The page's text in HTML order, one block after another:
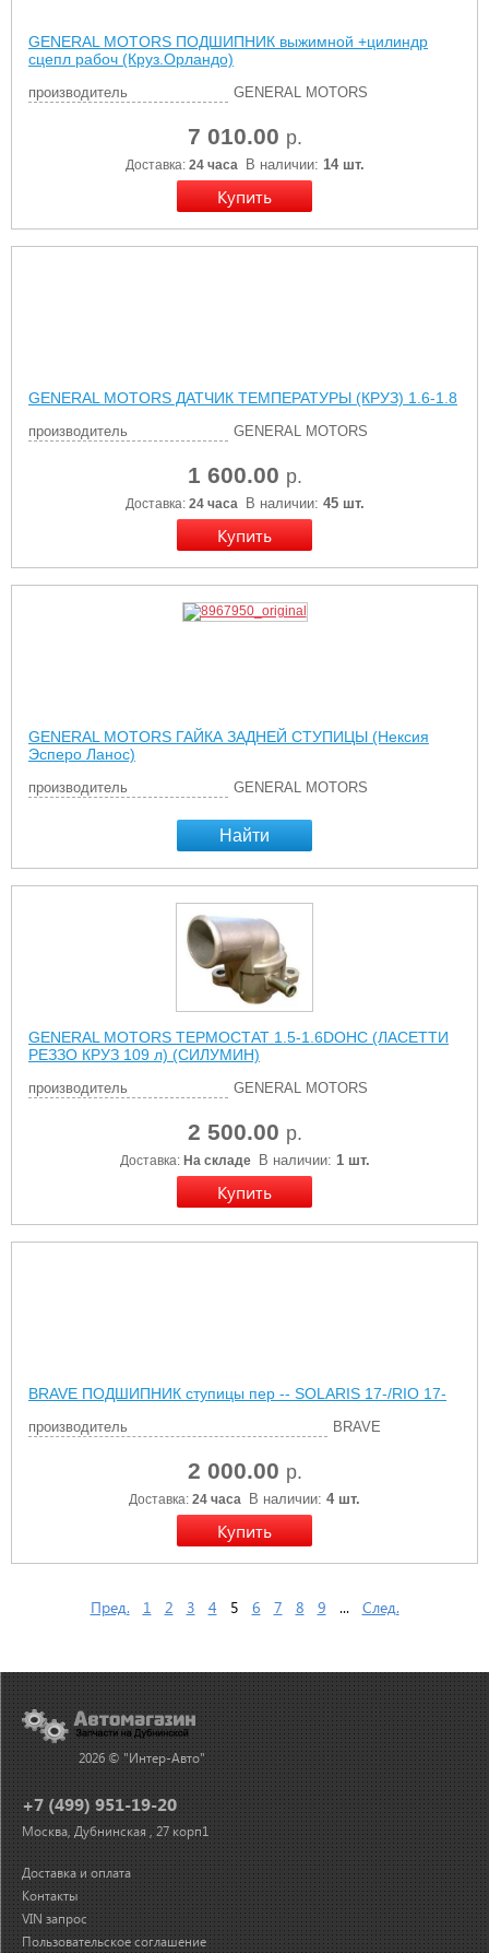
GENERAL MOTORS ПОДШИПНИК выжимной +цилиндр
сцепл рабоч (Круз.Орландо)
производитель GENERAL MOTORS
7 010.00 р.
Доставка: 24 часа В наличии: 14 шт.
GENERAL MOTORS ДАТЧИК ТЕМПЕРАТУРЫ (КРУЗ) 1.6-1.8
производитель GENERAL MOTORS
1 600.00 р.
Доставка: 24 часа В наличии: 45 шт.
GENERAL MOTORS ГАЙКА ЗАДНЕЙ СТУПИЦЫ (Нексия
Эсперо Ланос)
производитель GENERAL MOTORS
Найти
GENERAL MOTORS ТЕРМОСТАТ 1.5-1.6DOНC (ЛАСЕТТИ
РЕЗЗО КРУЗ 109 л) (СИЛУМИН)
производитель GENERAL MOTORS
2 500.00 р.
Доставка: На складе В наличии: 1 шт.
BRAVE ПОДШИПНИК ступицы пер -- SOLARIS 17-/RIO 17-
производитель BRAVE
2 000.00 р.
Доставка: 24 часа В наличии: 4 шт.
Пред. 1 2 3 4 5 6 7 8 9 ... След.
2026 © "Интер-Авто"
+7 (499) 951-19-20
Москва, Дубнинская , 27 корп1
Доставка и оплата
Контакты
VIN запрос
Пользовательское соглашение